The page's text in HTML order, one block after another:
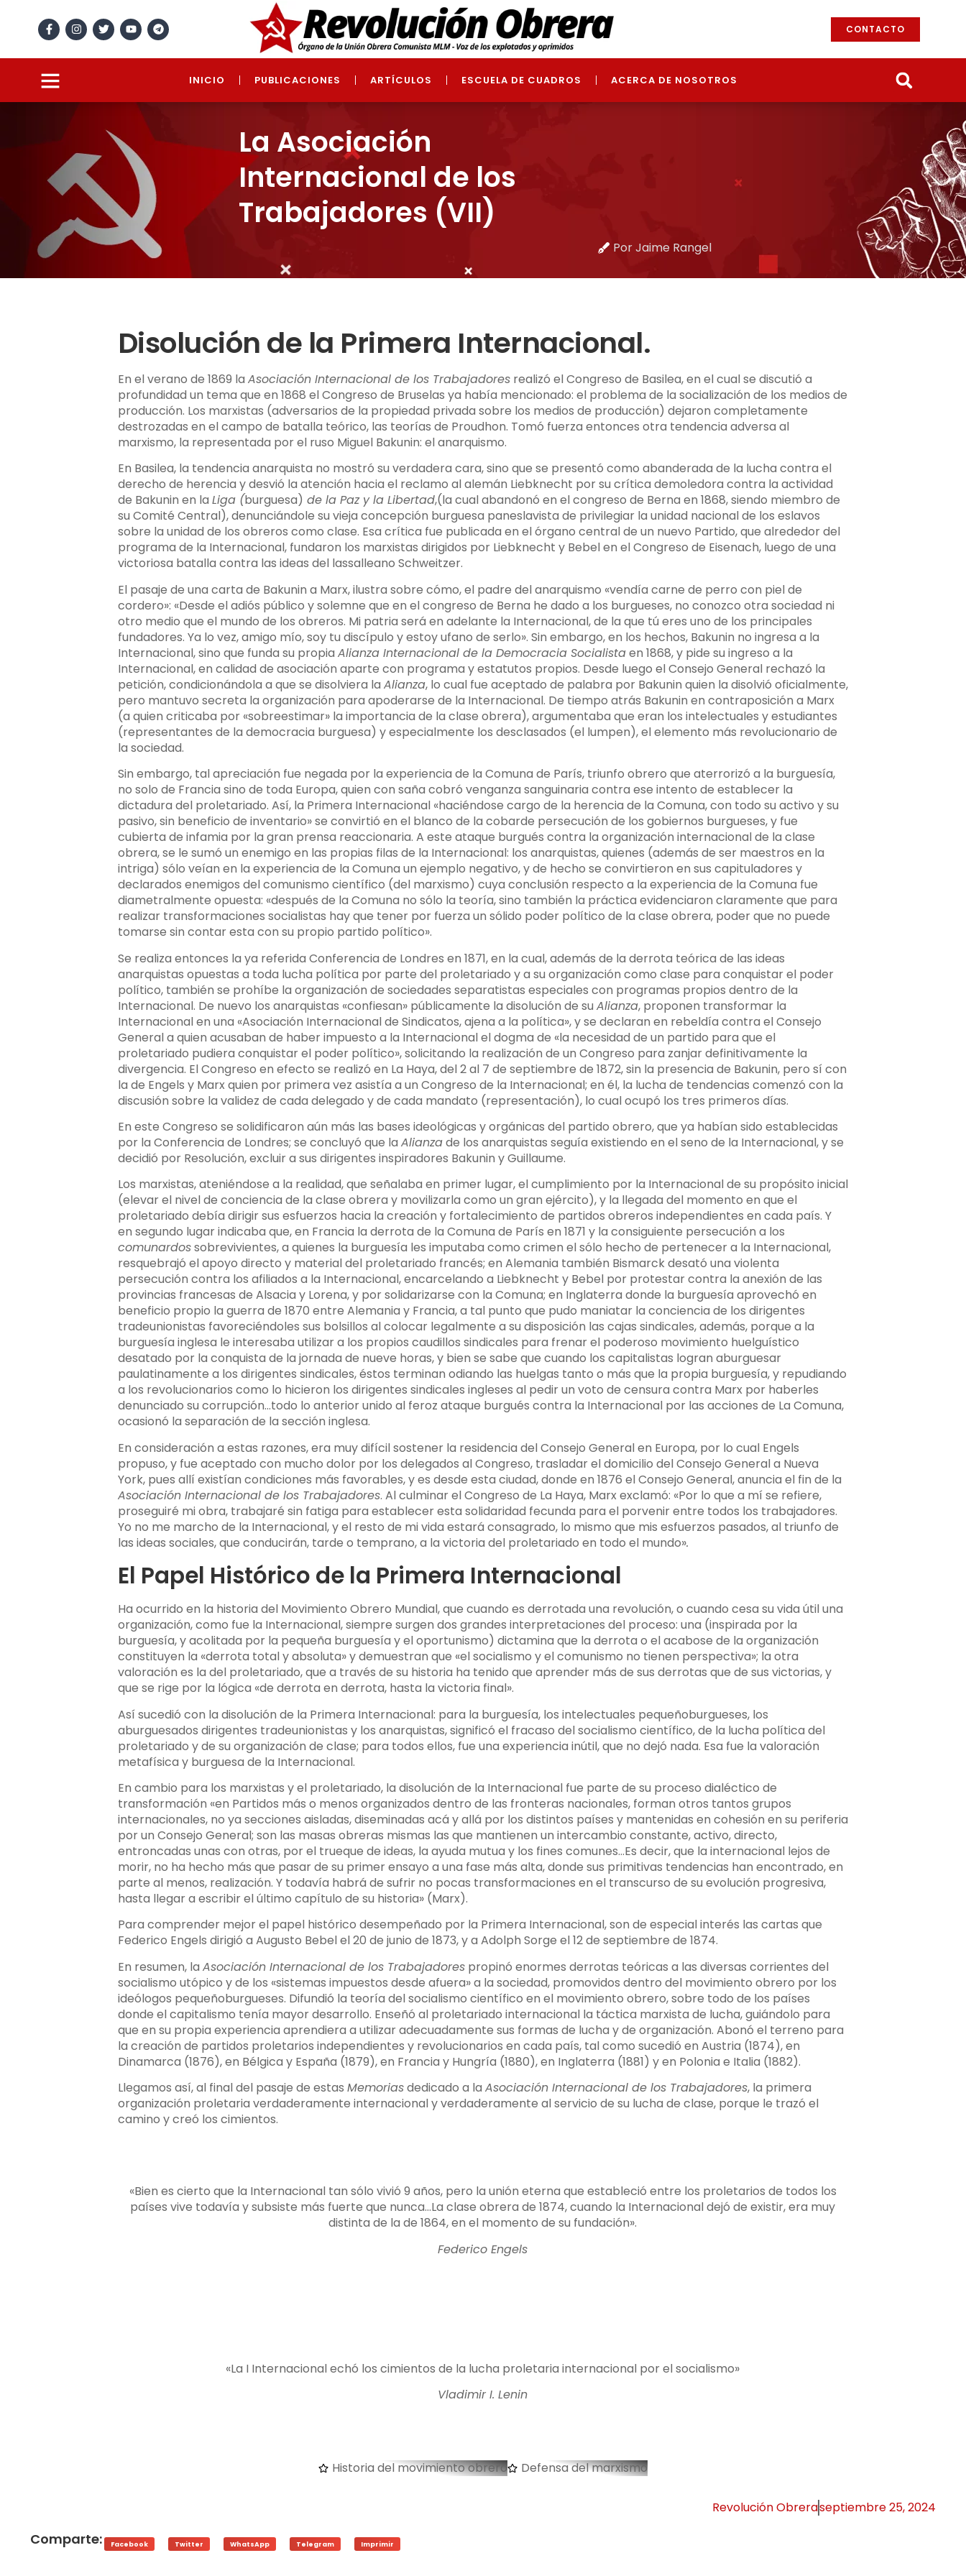
CONTACTO
INICIO PUBLICACIONES ARTÍCULOS ESCUELA DE CUADROS ACERCA DE NOSOTROS
La Asociación
Internacional de los
Trabajadores (VII)
Por Jaime Rangel
Disolución de la Primera Internacional.
En el verano de 1869 la Asociación Internacional de los Trabajadoresrealizó el Congreso de Basilea, en el cual se discutió a
profundidad un tema que en 1868 el Congreso de Bruselas ya había mencionado: el problema de la socialización de los medios de
producción. Los marxistas (adversarios de la propiedad privada sobre los medios de producción) dejaron completamente
destrozadas en el campo de batalla teórico, las teorías de Proudhon. Tomó fuerza entonces otra tendencia adversa al
marxismo, la representada por el ruso Miguel Bakunin: el anarquismo.
En Basilea, la tendencia anarquista no mostró su verdadera cara, sino que se presentó como abanderada de la lucha contra el
derecho de herencia y desvió la atención hacia el reclamo al alemán Liebknecht por su crítica demoledora contra la actividad
de Bakunin en la Liga (burguesa) de la Paz y la Libertad,(la cual abandonó en el congreso de Berna en 1868, siendo miembro de
su Comité Central), denunciándole su vieja concepción burguesa paneslavista de privilegiar la unidad nacional de los eslavos
sobre la unidad de los obreros como clase. Esa crítica fue publicada en el órgano central de un nuevo Partido, que alrededor del
programa de la Internacional, fundaron los marxistas dirigidos por Liebknecht y Bebel en el Congreso de Eisenach, luego de una
victoriosa batalla contra las ideas del lassalleano Schweitzer.
El pasaje de una carta de Bakunin a Marx, ilustra sobre cómo, el padre del anarquismo «vendía carne de perro con piel de
cordero»: «Desde el adiós público y solemne que en el congreso de Berna he dado a los burgueses, no conozco otra sociedad ni
otro medio que el mundo de los obreros. Mi patria será en adelante la Internacional, de la que tú eres uno de los principales
fundadores. Ya lo vez, amigo mío, soy tu discípulo y estoy ufano de serlo». Sin embargo, en los hechos, Bakunin no ingresa a la
Internacional, sino que funda su propia Alianza Internacional de la Democracia Socialistaen 1868, y pide su ingreso a la
Internacional, en calidad de asociación aparte con programa y estatutos propios. Desde luego el Consejo General rechazó la
petición, condicionándola a que se disolviera la Alianza, lo cual fue aceptado de palabra por Bakunin quien la disolvió oficialmente,
pero mantuvo secreta la organización para apoderarse de la Internacional. De tiempo atrás Bakunin en contraposición a Marx
(a quien criticaba por «sobreestimar» la importancia de la clase obrera), argumentaba que eran los intelectuales y estudiantes
(representantes de la democracia burguesa) y especialmente los desclasados (el lumpen), el elemento más revolucionario de
la sociedad.
Sin embargo, tal apreciación fue negada por la experiencia de la Comuna de París, triunfo obrero que aterrorizó a la burguesía,
no solo de Francia sino de toda Europa, quien con saña cobró venganza sanguinaria contra ese intento de establecer la
dictadura del proletariado. Así, la Primera Internacional «haciéndose cargo de la herencia de la Comuna, con todo su activo y su
pasivo, sin beneficio de inventario» se convirtió en el blanco de la cobarde persecución de los gobiernos burgueses, y fue
cubierta de infamia por la gran prensa reaccionaria. A este ataque burgués contra la organización internacional de la clase
obrera, se le sumó un enemigo en las propias filas de la Internacional: los anarquistas, quienes (además de ser maestros en la
intriga) sólo veían en la experiencia de la Comuna un ejemplo negativo, y de hecho se convirtieron en sus capituladores y
declarados enemigos del comunismo científico (del marxismo) cuya conclusión respecto a la experiencia de la Comuna fue
diametralmente opuesta: «después de la Comuna no sólo la teoría, sino también la práctica evidenciaron claramente que para
realizar transformaciones socialistas hay que tener por fuerza un sólido poder político de la clase obrera, poder que no puede
tomarse sin contar esta con su propio partido político».
Se realiza entonces la ya referida Conferencia de Londres en 1871, en la cual, además de la derrota teórica de las ideas
anarquistas opuestas a toda lucha política por parte del proletariado y a su organización como clase para conquistar el poder
político, también se prohíbe la organización de sociedades separatistas especiales con programas propios dentro de la
Internacional. De nuevo los anarquistas «confiesan» públicamente la disolución de su Alianza, proponen transformar la
Internacional en una «Asociación Internacional de Sindicatos, ajena a la política», y se declaran en rebeldía contra el Consejo
General a quien acusaban de haber impuesto a la Internacional el dogma de «la necesidad de un partido para que el
proletariado pudiera conquistar el poder político», solicitando la realización de un Congreso para zanjar definitivamente la
divergencia. El Congreso en efecto se realizó en La Haya, del 2 al 7 de septiembre de 1872, sin la presencia de Bakunin, pero sí con
la de Engels y Marx quien por primera vez asistía a un Congreso de la Internacional; en él, la lucha de tendencias comenzó con la
discusión sobre la validez de cada delegado y de cada mandato (representación), lo cual ocupó los tres primeros días.
En este Congreso se solidificaron aún más las bases ideológicas y orgánicas del partido obrero, que ya habían sido establecidas
por la Conferencia de Londres; se concluyó que la Alianzade los anarquistas seguía existiendo en el seno de la Internacional, y se
decidió por Resolución, excluir a sus dirigentes inspiradores Bakunin y Guillaume.
Los marxistas, ateniéndose a la realidad, que señalaba en primer lugar, el cumplimiento por la Internacional de su propósito inicial
(elevar el nivel de conciencia de la clase obrera y movilizarla como un gran ejército), y la llegada del momento en que el
proletariado debía dirigir sus esfuerzos hacia la creación y fortalecimiento de partidos obreros independientes en cada país. Y
en segundo lugar indicaba que, en Francia la derrota de la Comuna de París en 1871 y la consiguiente persecución a los
comunardossobrevivientes, a quienes la burguesía les imputaba como crimen el sólo hecho de pertenecer a la Internacional,
resquebrajó el apoyo directo y material del proletariado francés; en Alemania también Bismarck desató una violenta
persecución contra los afiliados a la Internacional, encarcelando a Liebknecht y Bebel por protestar contra la anexión de las
provincias francesas de Alsacia y Lorena, y por solidarizarse con la Comuna; en Inglaterra donde la burguesía aprovechó en
beneficio propio la guerra de 1870 entre Alemania y Francia, a tal punto que pudo maniatar la conciencia de los dirigentes
tradeunionistas favoreciéndoles sus bolsillos al colocar legalmente a su disposición las cajas sindicales, además, porque a la
burguesía inglesa le interesaba utilizar a los propios caudillos sindicales para frenar el poderoso movimiento huelguístico
desatado por la conquista de la jornada de nueve horas, y bien se sabe que cuando los capitalistas logran aburguesar
paulatinamente a los dirigentes sindicales, éstos terminan odiando las huelgas tanto o más que la propia burguesía, y repudiando
a los revolucionarios como lo hicieron los dirigentes sindicales ingleses al pedir un voto de censura contra Marx por haberles
denunciado su corrupción…todo lo anterior unido al feroz ataque burgués contra la Internacional por las acciones de La Comuna,
ocasionó la separación de la sección inglesa.
En consideración a estas razones, era muy difícil sostener la residencia del Consejo General en Europa, por lo cual Engels
propuso, y fue aceptado con mucho dolor por los delegados al Congreso, trasladar el domicilio del Consejo General a Nueva
York, pues allí existían condiciones más favorables, y es desde esta ciudad, donde en 1876 el Consejo General, anuncia el fin de la
Asociación Internacional de los Trabajadores. Al culminar el Congreso de La Haya, Marx exclamó: «Por lo que a mí se refiere,
proseguiré mi obra, trabajaré sin fatiga para establecer esta solidaridad fecunda para el porvenir entre todos los trabajadores.
Yo no me marcho de la Internacional, y el resto de mi vida estará consagrado, lo mismo que mis esfuerzos pasados, al triunfo de
las ideas sociales, que conducirán, tarde o temprano, a la victoria del proletariado en todo el mundo».
El Papel Histórico de la Primera Internacional
Ha ocurrido en la historia del Movimiento Obrero Mundial, que cuando es derrotada una revolución, o cuando cesa su vida útil una
organización, como fue la Internacional, siempre surgen dos grandes interpretaciones del proceso: una (inspirada por la
burguesía, y acolitada por la pequeña burguesía y el oportunismo) dictamina que la derrota o el acabose de la organización
constituyen la «derrota total y absoluta» y demuestran que «el socialismo y el comunismo no tienen perspectiva»; la otra
valoración es la del proletariado, que a través de su historia ha tenido que aprender más de sus derrotas que de sus victorias, y
que se rige por la lógica «de derrota en derrota, hasta la victoria final».
Así sucedió con la disolución de la Primera Internacional: para la burguesía, los intelectuales pequeñoburgueses, los
aburguesados dirigentes tradeunionistas y los anarquistas, significó el fracaso del socialismo científico, de la lucha política del
proletariado y de su organización de clase; para todos ellos, fue una experiencia inútil, que no dejó nada. Esa fue la valoración
metafísica y burguesa de la Internacional.
En cambio para los marxistas y el proletariado, la disolución de la Internacional fue parte de su proceso dialéctico de
transformación «en Partidos más o menos organizados dentro de las fronteras nacionales, forman otros tantos grupos
internacionales, no ya secciones aisladas, diseminadas acá y allá por los distintos países y mantenidas en cohesión en su periferia
por un Consejo General; son las masas obreras mismas las que mantienen un intercambio constante, activo, directo,
entroncadas unas con otras, por el trueque de ideas, la ayuda mutua y los fines comunes…Es decir, que la internacional lejos de
morir, no ha hecho más que pasar de su primer ensayo a una fase más alta, donde sus primitivas tendencias han encontrado, en
parte al menos, realización. Y todavía habrá de sufrir no pocas transformaciones en el transcurso de su evolución progresiva,
hasta llegar a escribir el último capítulo de su historia» (Marx).
Para comprender mejor el papel histórico desempeñado por la Primera Internacional, son de especial interés las cartas que
Federico Engels dirigió a Augusto Bebel el 20 de junio de 1873, y a Adolph Sorge el 12 de septiembre de 1874.
En resumen, la Asociación Internacional de los Trabajadorespropinó enormes derrotas teóricas a las diversas corrientes del
socialismo utópico y de los «sistemas impuestos desde afuera» a la sociedad, promovidos dentro del movimiento obrero por los
ideólogos pequeñoburgueses. Difundió la teoría del socialismo científico en el movimiento obrero, sobre todo de los países
donde el capitalismo tenía mayor desarrollo. Enseñó al proletariado internacional la táctica marxista de lucha, guiándolo para
que en su propia experiencia aprendiera a utilizar adecuadamente sus formas de lucha y de organización. Abonó el terreno para
la creación de partidos proletarios independientes y revolucionarios en cada país, tal como sucedió en Austria (1874), en
Dinamarca (1876), en Bélgica y España (1879), en Francia y Hungría (1880), en Inglaterra (1881) y en Polonia e Italia (1882).
Llegamos así, al final del pasaje de estas Memoriasdedicado a la Asociación Internacional de los Trabajadores, la primera
organización proletaria verdaderamente internacional y verdaderamente al servicio de su lucha de clase, porque le trazó el
camino y creó los cimientos.
«Bien es cierto que la Internacional tan sólo vivió 9 años, pero la unión eterna que estableció entre los proletarios de todos los
países vive todavía y subsiste más fuerte que nunca…La clase obrera de 1874, cuando la Internacional dejó de existir, era muy
distinta de la de 1864, en el momento de su fundación».
Federico Engels
«La I Internacional echó los cimientos de la lucha proletaria internacional por el socialismo»
Vladimir I. Lenin
Historia del movimiento obrero Defensa del marxismo
Revolución Obreraseptiembre 25, 2024
Comparte: Facebook Twitter WhatsApp Telegram Imprimir